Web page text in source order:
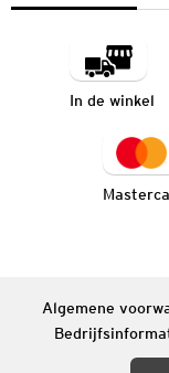
In de winkel
Algemene